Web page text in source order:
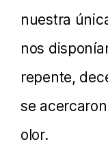
nuestra
nos
repente,
se
olor.